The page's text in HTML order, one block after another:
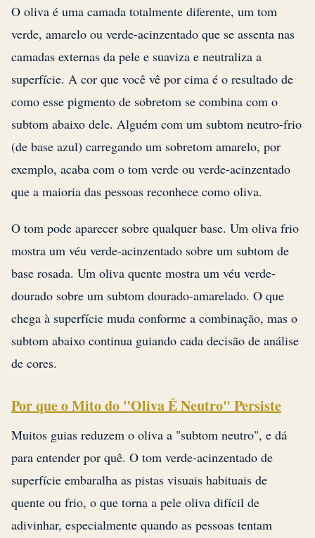
O oliva é uma camada totalmente diferente, um tom
verde, amarelo ou verde-acinzentado que se assenta nas
camadas externas da pele e suaviza e neutraliza a
superfície. A cor que você vê por cima é o resultado de
como esse pigmento de sobretom se combina com o
subtom abaixo dele. Alguém com um subtom neutro-frio
(de base azul) carregando um sobretom amarelo, por
exemplo, acaba com o tom verde ou verde-acinzentado
que a maioria das pessoas reconhece como oliva.
O tom pode aparecer sobre qualquer base. Um oliva frio
mostra um véu verde-acinzentado sobre um subtom de
base rosada. Um oliva quente mostra um véu verde-
dourado sobre um subtom dourado-amarelado. O que
chega à superfície muda conforme a combinação, mas o
subtom abaixo continua guiando cada decisão de análise
de cores.
Por que o Mito do "Oliva É Neutro" Persiste
Muitos guias reduzem o oliva a "subtom neutro", e dá
para entender por quê. O tom verde-acinzentado de
superfície embaralha as pistas visuais habituais de
quente ou frio, o que torna a pele oliva difícil de
adivinhar, especialmente quando as pessoas tentam